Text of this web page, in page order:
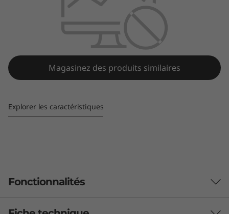
C
a
e
Lenovo CD-17302
Magasinez des produits similaires
Explorer les caractéristiques
Fonctionnalités